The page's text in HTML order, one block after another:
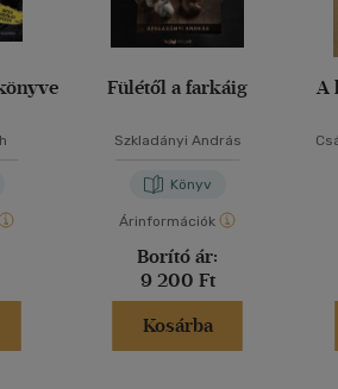
Fülétől a farkáig
Szkladányi András
Könyv
Árinformációk
Borító ár:
9 200 Ft
Kosárba
A